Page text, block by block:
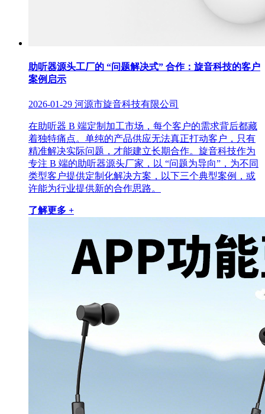
助听器源头工厂的 “问题解决式” 合作：旋音科技的客户
案例启示
2026-01-29 河源市旋音科技有限公司
在助听器 B 端定制加工市场，每个客户的需求背后都藏
着独特痛点。单纯的产品供应无法真正打动客户，只有
精准解决实际问题，才能建立长期合作。旋音科技作为
专注 B 端的助听器源头厂家，以 “问题为导向”，为不同
类型客户提供定制化解决方案，以下三个典型案例，或
许能为行业提供新的合作思路。
了解更多 +